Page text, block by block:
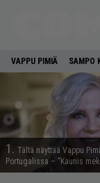
VAPPU PIMIÄ SAMPO
1. Tältä näyttää Vappu
Portugalissa – ”Kaunis